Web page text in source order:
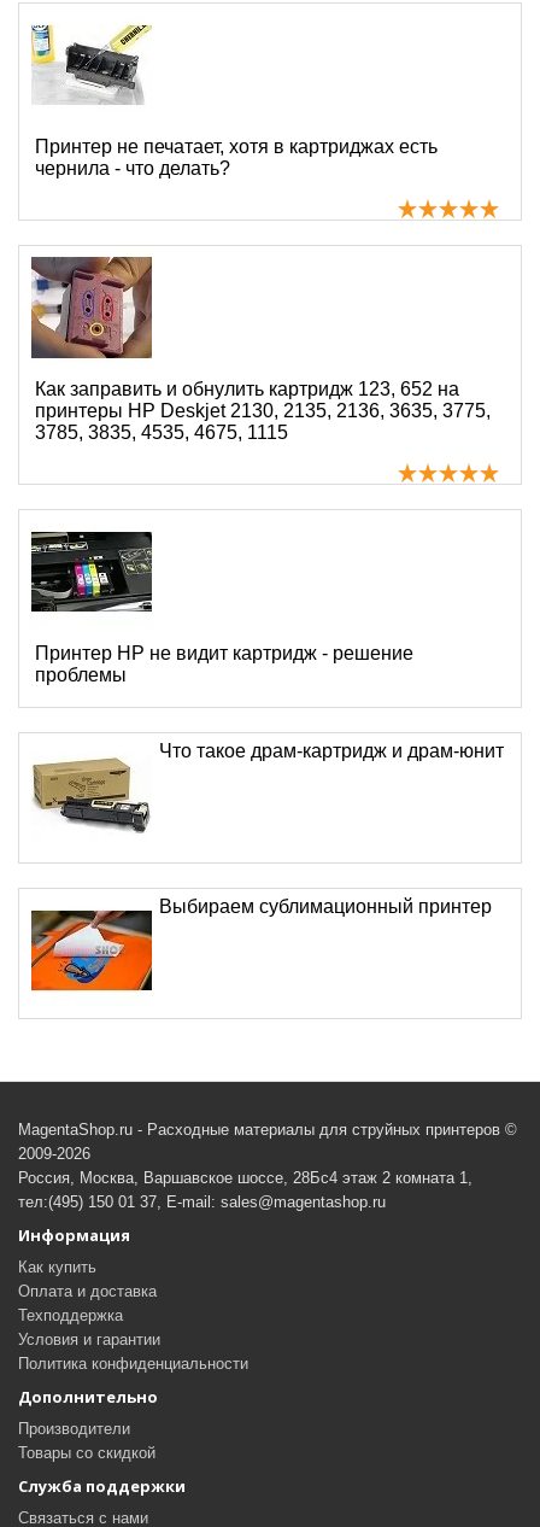
Принтер не печатает, хотя в картриджах есть
чернила - что делать?
Как заправить и обнулить картридж 123, 652 на
принтеры HP Deskjet 2130, 2135, 2136, 3635, 3775,
3785, 3835, 4535, 4675, 1115
Принтер HP не видит картридж - решение
проблемы
Что такое драм-картридж и драм-юнит
Выбираем сублимационный принтер
MagentaShop.ru - Расходные материалы для струйных принтеров ©
2009-2026
Россия, Москва, Варшавское шоссе, 28Бс4 этаж 2 комната 1,
тел:(495) 150 01 37, E-mail: sales@magentashop.ru
Информация
Как купить
Оплата и доставка
Техподдержка
Условия и гарантии
Политика конфиденциальности
Дополнительно
Производители
Товары со скидкой
Служба поддержки
Связаться с нами